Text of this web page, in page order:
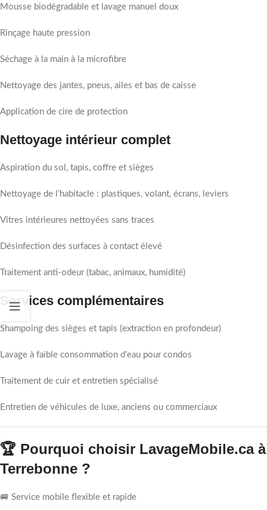
Mousse biodégradable et lavage manuel doux
Rinçage haute pression
Séchage à la main à la microfibre
Nettoyage des jantes, pneus, ailes et bas de caisse
Application de cire de protection
Nettoyage intérieur complet
Aspiration du sol, tapis, coffre et sièges
Nettoyage de l’habitacle : plastiques, volant, écrans, leviers
Vitres intérieures nettoyées sans traces
Désinfection des surfaces à contact élevé
Traitement anti-odeur (tabac, animaux, humidité)
Services complémentaires
Shampoing des sièges et tapis (extraction en profondeur)
Lavage à faible consommation d’eau pour condos
Traitement de cuir et entretien spécialisé
Entretien de véhicules de luxe, anciens ou commerciaux
🏆 Pourquoi choisir LavageMobile.ca à
Terrebonne ?
🚐 Service mobile flexible et rapide